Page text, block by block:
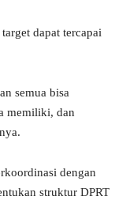
dapat tercapai
semua bisa
memiliki, dan
dengan
struktur DPRT